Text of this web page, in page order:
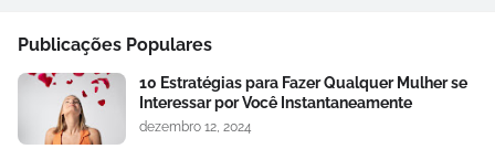
Publicações Populares
10 Estratégias para Fazer Qualquer Mulher se
Interessar por Você Instantaneamente
dezembro 12, 2024